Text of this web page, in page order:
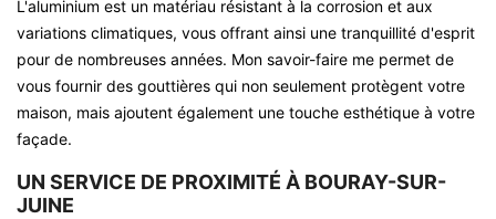
L'aluminium est un matériau résistant à la corrosion et aux
variations climatiques, vous offrant ainsi une tranquillité d'esprit
pour de nombreuses années. Mon savoir-faire me permet de
vous fournir des gouttières qui non seulement protègent votre
maison, mais ajoutent également une touche esthétique à votre
façade.
UN SERVICE DE PROXIMITÉ À BOURAY-SUR-
JUINE